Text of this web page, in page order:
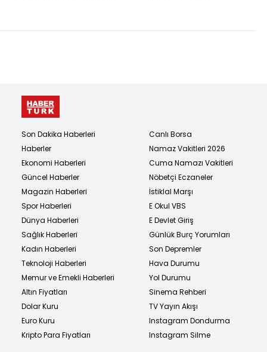
Son Dakika Haberleri
Haberler
Ekonomi Haberleri
Güncel Haberler
Magazin Haberleri
Spor Haberleri
Dünya Haberleri
Sağlık Haberleri
Kadın Haberleri
Teknoloji Haberleri
Memur ve Emekli Haberleri
Altın Fiyatları
Dolar Kuru
Euro Kuru
Kripto Para Fiyatları
Canlı Borsa
Namaz Vakitleri 2026
Cuma Namazı Vakitleri
Nöbetçi Eczaneler
İstiklal Marşı
E Okul VBS
E Devlet Giriş
Günlük Burç Yorumları
Son Depremler
Hava Durumu
Yol Durumu
Sinema Rehberi
TV Yayın Akışı
Instagram Dondurma
Instagram Silme